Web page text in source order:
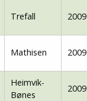
Trefall 2009
Mathisen 2009
Heimvik-
Bønes
2009